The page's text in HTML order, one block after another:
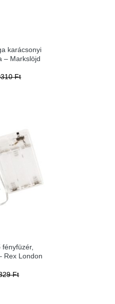
karácsonyi
– Markslöjd
Ft
Rex London
Ft